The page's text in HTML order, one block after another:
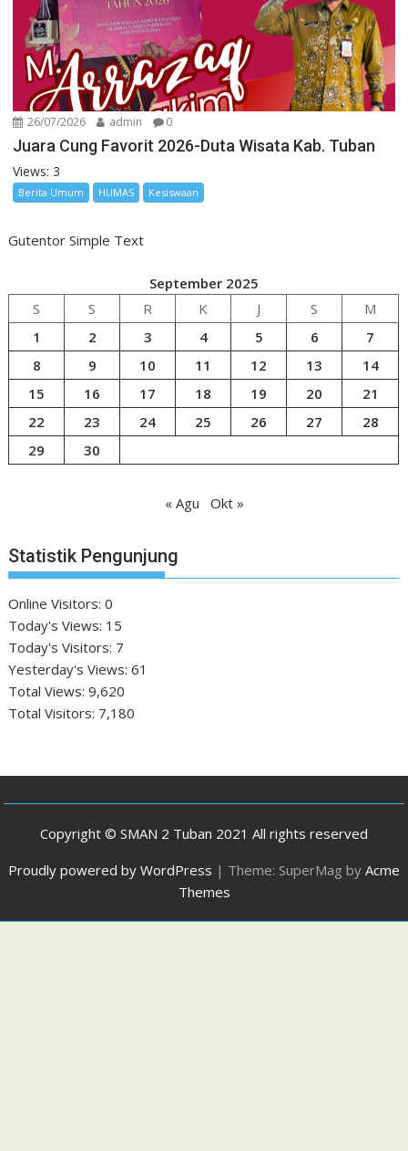
26/07/2026 admin 0
Juara Cung Favorit 2026-Duta Wisata Kab. Tuban
Views: 3
Berita Umum HUMAS Kesiswaan
Gutentor Simple Text
September 2025
S
S R K J S
M
1
2 3 4 5 6
7
8
9 10 11 12 13
14
15
16 17 18 19 20
21
22
23 24 25 26 27
28
29
30
« Agu Okt »
Statistik Pengunjung
Online Visitors:0
Today's Views: 15
Today's Visitors: 7
Yesterday's Views:61
Total Views:9,620
Total Visitors: 7,180
Copyright © SMAN 2 Tuban 2021 All rights reserved
Proudly powered by WordPress | Theme: SuperMag by Acme
Themes